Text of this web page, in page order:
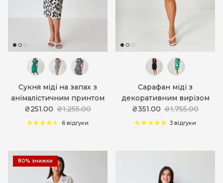
Сукня міді на запах з
анімалістичним принтом
₴251.00 ₴1,255.00
6 відгуки
Сарафан міді з
декоративним вирізом
₴351.00 ₴1,755.00
3 відгуки
80% знижки